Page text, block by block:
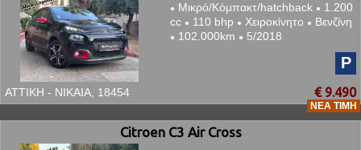
ΝΈΑ ΤΙΜΉ
● Μικρό/Κόμπακτ/hatchback ● 1.200
cc ● 110 bhp ● Χειροκίνητο ● Βενζίνη
● 102.000km ● 5/2018
P
ΑΤΤΙΚΗ - ΝΙΚΑΙΑ, 18454 € 9.490
Citroen C3 Air Cross